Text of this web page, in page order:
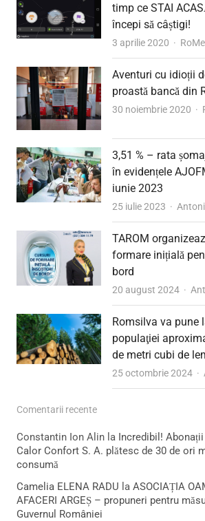
timp ce STAI
începi să câștigi!
3 aprilie 2020
Aventuri cu idioții
proastă bancă din
30 noiembrie 2020
3,51 % – rata
în evidențele
iunie 2023
25 iulie 2023 Author
TAROM
formare inițială
bord
20 august 2024
Romsilva va pune
populaţiei
de metri cubi de
25 octombrie 2024
Comentarii recente
Constantin Ion Alin la Incredibil!
Calor Confort S. A. plătesc de 30 de ori
consumă
Camelia ELENA RADU la ASOCIAȚIA
AFACERI ARGEȘ – propuneri pentru
Guvernul României